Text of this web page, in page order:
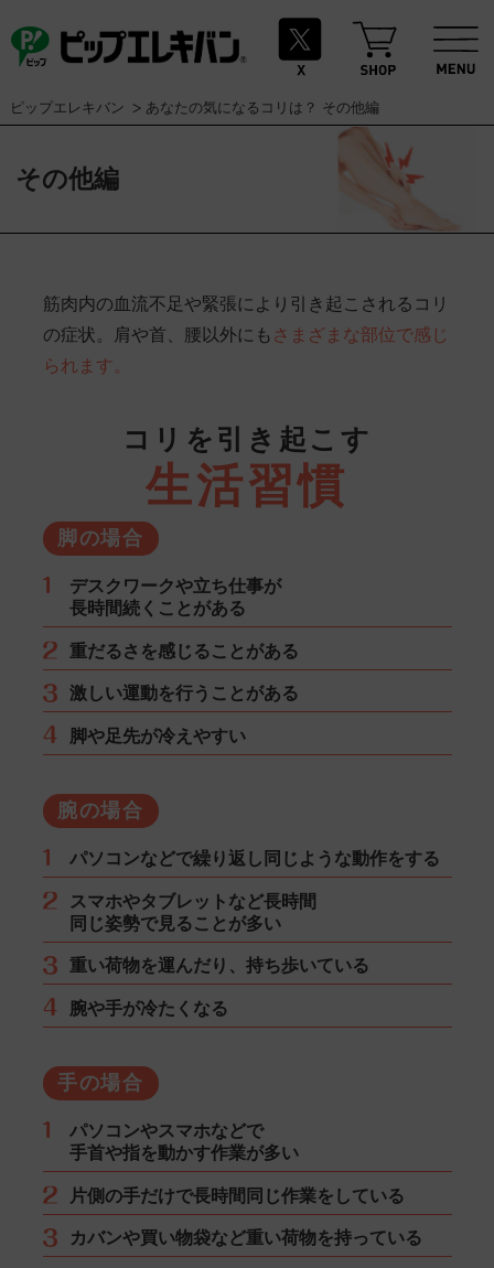
ピップエレキバン あなたの気になるコリは？ その他編
その他編
筋肉内の血流不足や緊張により引き起こされるコリ
の症状。肩や首、腰以外にも さまざまな部位で感じ
られます。
コリを引き起こす
生活習慣
脚の場合
デスクワークや立ち仕事が
長時間続くことがある
重だるさを感じることがある
激しい運動を行うことがある
脚や足先が冷えやすい
腕の場合
パソコンなどで繰り返し同じような動作をする
スマホやタブレットなど長時間
同じ姿勢で見ることが多い
重い荷物を運んだり、持ち歩いている
腕や手が冷たくなる
手の場合
パソコンやスマホなどで
手首や指を動かす作業が多い
片側の手だけで長時間同じ作業をしている
カバンや買い物袋など重い荷物を持っている